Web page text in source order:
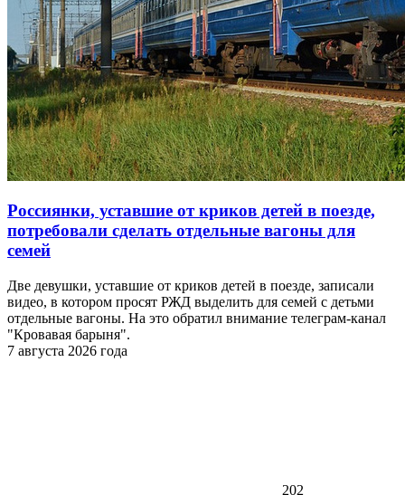
Россиянки, уставшие от криков детей в поезде,
потребовали сделать отдельные вагоны для
семей
Две девушки, уставшие от криков детей в поезде, записали
видео, в котором просят РЖД выделить для семей с детьми
отдельные вагоны. На это обратил внимание телеграм-канал
"Кровавая барыня".
7 августа 2026 года
202